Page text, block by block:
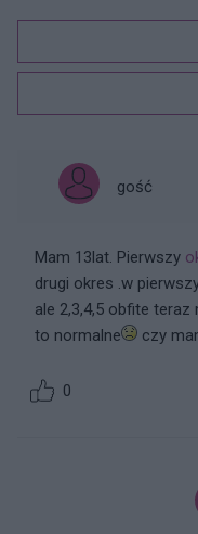
gość
Mam 13lat. Pierwszy
drugi okres .w
ale 2,3,4,5 obfite
to normalne
czy
0